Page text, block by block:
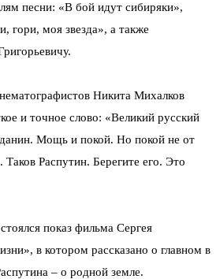
песни: «В бой идут сибиряки»,
гори, моя звезда», а также
Никита Михалков
и точное слово: «Великий русский
Мощь и покой. Но покой не от
Распутин. Берегите его. Это
показ фильма Сергея
в котором рассказано о главном в
– о родной земле.